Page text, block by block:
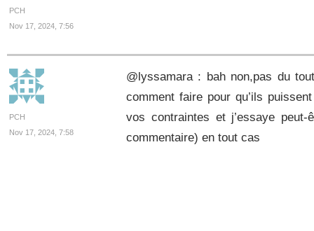
PCH
Nov 17, 2024, 7:56
PCH
Nov 17, 2024, 7:58
@lyssamara : bah non,pas du
comment faire pour qu’ils
vos contraintes et j’essaye
commentaire) en tout cas